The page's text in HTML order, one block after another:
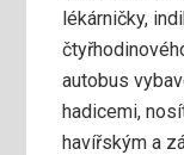
lékárničky,
autobus
hadicemi,
havířským a